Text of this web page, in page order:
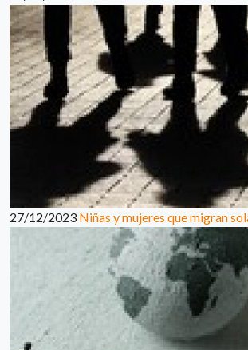
27/12/2023 Niñas y mujeres que migran